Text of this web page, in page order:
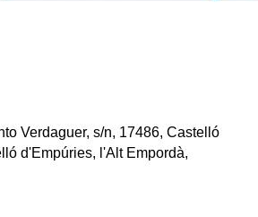
Verdaguer, s/n, 17486, Castelló
d'Empúries, l'Alt Empordà,